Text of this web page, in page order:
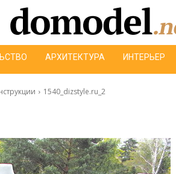
АРХИТЕКТУРА ИНТЕРЬЕР
1540_dizstyle.ru_2